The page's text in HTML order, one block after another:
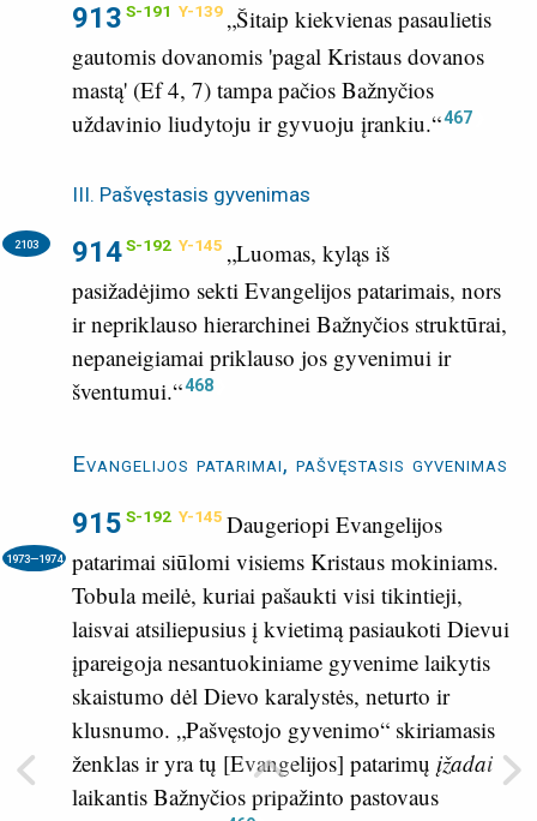
913 S-191 Y-139 „Šitaip kiekvienas pasaulietis
gautomis dovanomis 'pagal Kristaus dovanos
mastą' (Ef 4, 7) tampa pačios Bažnyčios
uždavinio liudytoju ir gyvuoju įrankiu.“467
III. Pašvęstasis gyvenimas
914S-192 Y-145
2103
„Luomas, kyląs iš
pasižadėjimo sekti Evangelijos patarimais, nors
ir nepriklauso hierarchinei Bažnyčios struktūrai,
nepaneigiamai priklauso jos gyvenimui ir
šventumui.“468
Evangelijos patarimai, pašvęstasis gyvenimas
915 S-192 Y-145 Daugeriopi Evangelijos
patarimai siūlomi visiems Kristaus mokiniams.
1973—1974
Tobula meilė, kuriai pašaukti visi tikintieji,
laisvai atsiliepusius į kvietimą pasiaukoti Dievui
įpareigoja nesantuokiniame gyvenime laikytis
skaistumo dėl Dievo karalystės, neturto ir
klusnumo. „Pašvęstojo gyvenimo“ skiriamasis
ženklas ir yra tų [Evangelijos] patarimų įžadai
laikantis Bažnyčios pripažinto pastovaus